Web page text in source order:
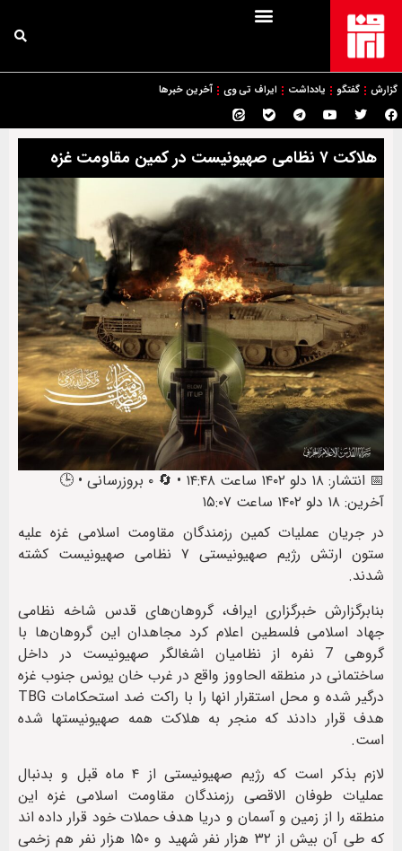
گزارش گفتگو یادداشت ایراف تی وی آخرین خبرها
هلاکت ۷ نظامی صهیونیست در کمین مقاومت غزه
📅 انتشار: ۱۸ دلو ۱۴۰۲ ساعت ۱۴:۴۸ • 🔄 ۰ بروزرسانی • 🕒
آخرین: ۱۸ دلو ۱۴۰۲ ساعت ۱۵:۰۷
در جریان عملیات کمین رزمندگان مقاومت اسلامی غزه علیه
ستون ارتش رژیم صهیونیستی ۷ نظامی صهیونیست کشته
شدند.
بنابرگزارش خبرگزاری ایراف، گروهان‌های قدس شاخه نظامی
جهاد اسلامی فلسطین اعلام کرد مجاهدان این گروهان‌ها با
گروهی 7 نفره از نظامیان اشغالگر صهیونیست در داخل
ساختمانی در منطقه الحاووز واقع در غرب خان یونس جنوب غزه
درگیر شده و محل استقرار انها را با راکت ضد استحکامات TBG
هدف قرار دادند که منجر به هلاکت همه صهیونیستها شده
است.
لازم بذکر است که رژیم صهیونیستی از ۴ ماه قبل و بدنبال
عملیات طوفان الاقصی رزمندگان مقاومت اسلامی غزه این
منطقه را از زمین و آسمان و دریا هدف حملات خود قرار داده اند
که طی آن بیش از ۳۲ هزار نفر شهید و ۱۵۰ هزار نفر هم زخمی